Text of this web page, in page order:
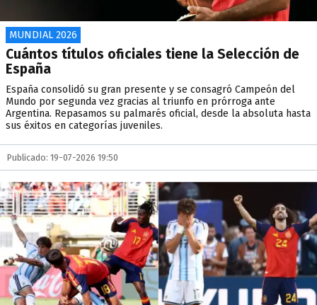
MUNDIAL 2026
Cuántos títulos oficiales tiene la Selección de
España
España consolidó su gran presente y se consagró Campeón del
Mundo por segunda vez gracias al triunfo en prórroga ante
Argentina. Repasamos su palmarés oficial, desde la absoluta hasta
sus éxitos en categorías juveniles.
Publicado: 19-07-2026 19:50